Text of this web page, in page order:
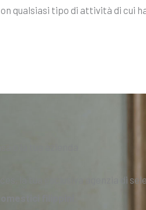
qualsiasi tipo di attività di cui
o la tua azienda
la tua esclusiva agenzia di
filippini